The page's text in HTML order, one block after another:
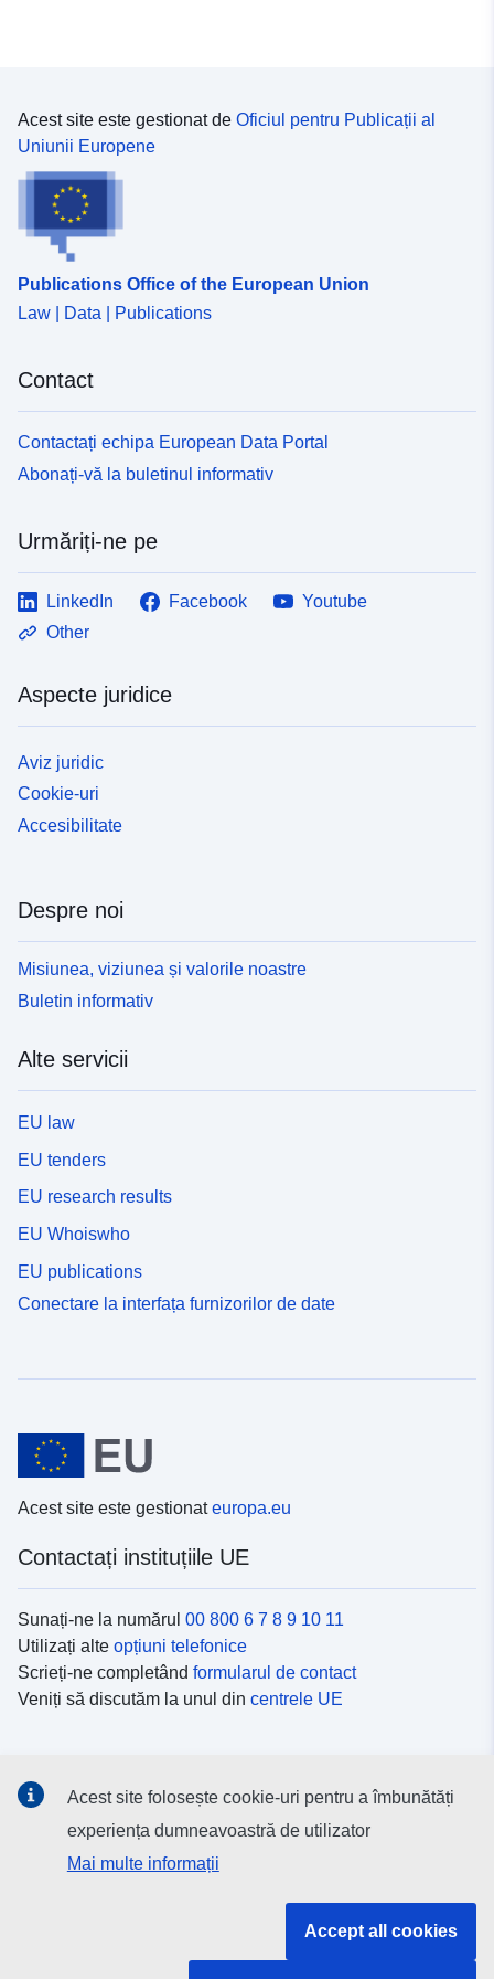
Acoperire
temporală:
Acest site este gestionat de Oficiul pentru Publicații al
Uniunii Europene
Publications Office of the European Union
Law | Data | Publications
Contact
Contactați echipa European Data Portal
Abonați-vă la buletinul informativ
Urmăriți-ne pe
LinkedIn Facebook
Youtube
Other
Aspecte juridice
Aviz juridic
Cookie-uri
Accesibilitate
Despre noi
Misiunea, viziunea și valorile noastre
Buletin informativ
Alte servicii
EU law
EU tenders
EU research results
EU Whoiswho
EU publications
Conectare la interfața furnizorilor de date
Acest site este gestionateuropa.eu
Contactați instituțiile UE
Sunați-ne la numărul 00 800 6 7 8 9 10 11
Utilizați alte opțiuni telefonice
Scrieți-ne completând formularul de contact
Veniți să discutăm la unul din centrele UE
Descoperiți canalele UEpe rețelele sociale
Instituțiile și organismele UE
Acest site folosește cookie-uri pentru a îmbunătăți
experiența dumneavoastră de utilizator
Mai multe informații
Accept all cookies